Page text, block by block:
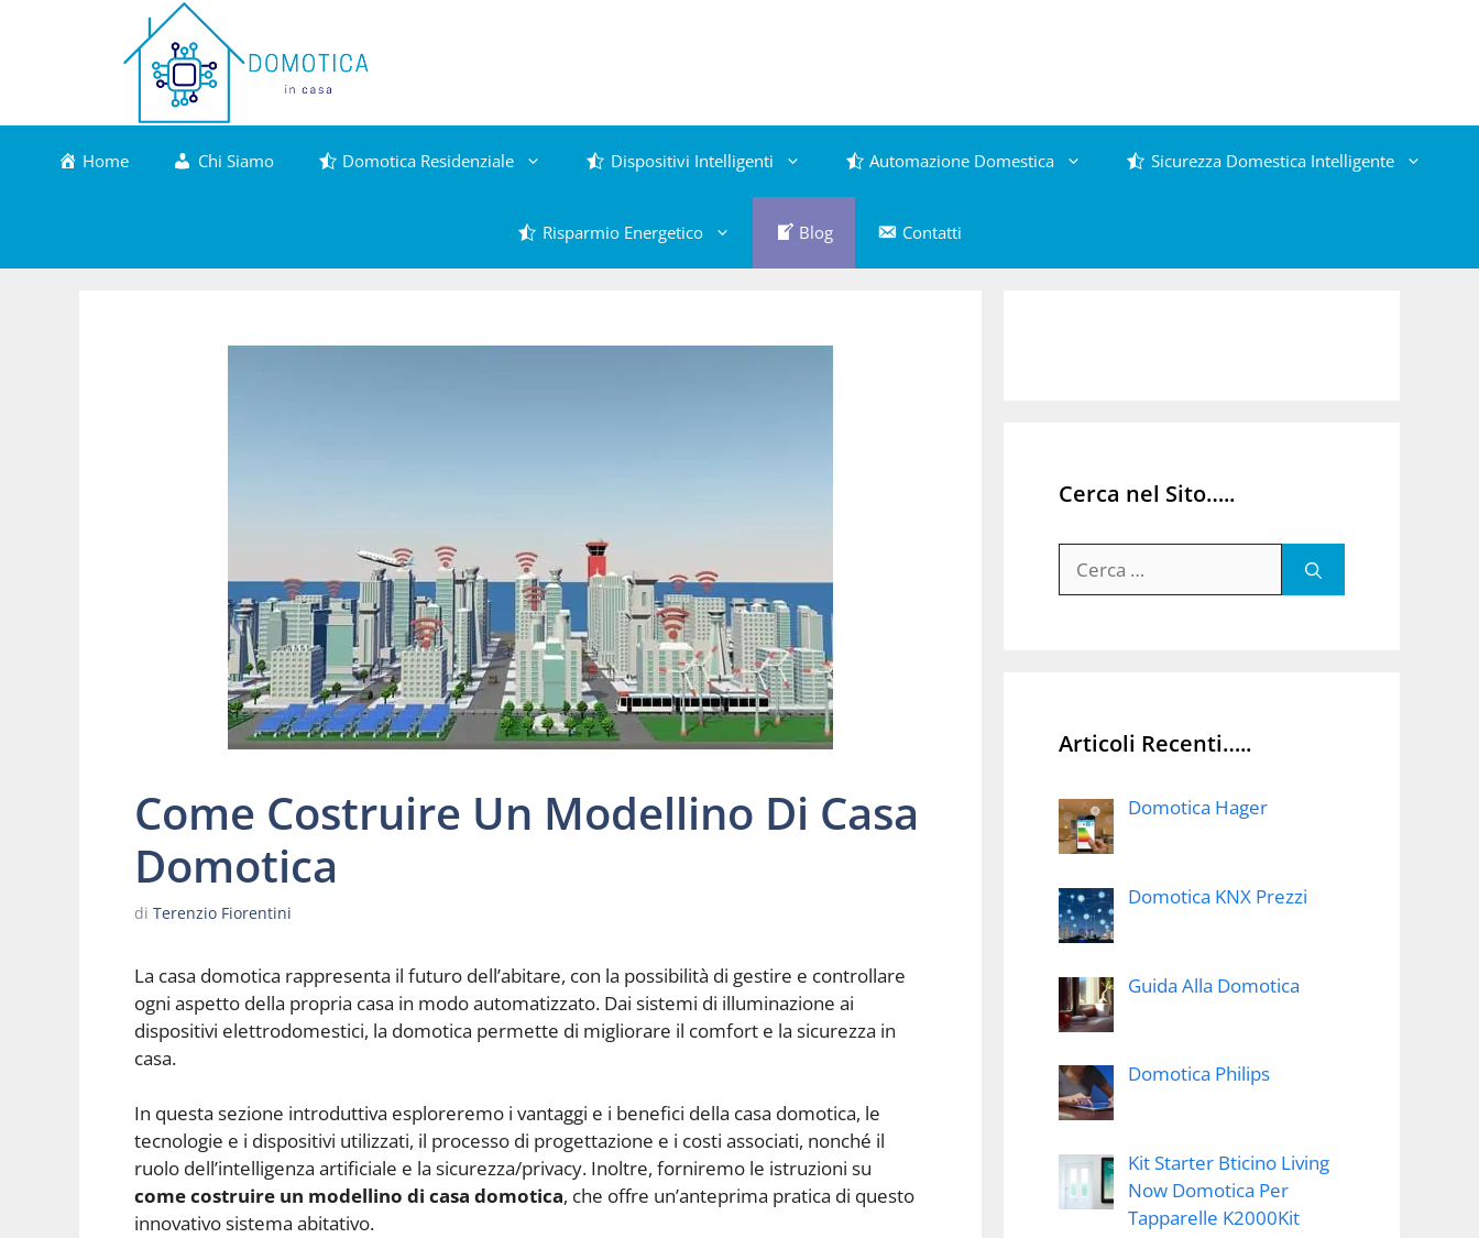
Home Chi Siamo Domotica Residenziale Dispositivi Intelligenti Automazione Domestica Sicurezza Domestica Intelligente
Risparmio Energetico Blog Contatti
Come Costruire Un Modellino Di Casa
Domotica
di Terenzio Fiorentini
La casa domotica rappresenta il futuro dell’abitare, con la possibilità di gestire e controllare
ogni aspetto della propria casa in modo automatizzato. Dai sistemi di illuminazione ai
dispositivi elettrodomestici, la domotica permette di migliorare il comfort e la sicurezza in
casa.
In questa sezione introduttiva esploreremo i vantaggi e i benefici della casa domotica, le
tecnologie e i dispositivi utilizzati, il processo di progettazione e i costi associati, nonché il
ruolo dell’intelligenza artificiale e la sicurezza/privacy. Inoltre, forniremo le istruzioni su
come costruire un modellino di casa domotica, che offre un’anteprima pratica di questo
innovativo sistema abitativo.
Cerca nel Sito…..
per:
Articoli Recenti…..
Domotica Hager
Domotica KNX Prezzi
Guida Alla Domotica
Domotica Philips
Kit Starter Bticino Living
Now Domotica Per
Tapparelle K2000Kit